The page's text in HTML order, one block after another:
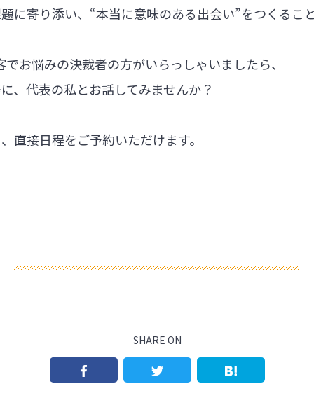
に寄り添い、“本当に意味のある出会い”をつくるこ
お悩みの決裁者の方がいらっしゃいましたら、
、代表の私とお話してみませんか？
直接日程をご予約いただけます。
SHARE ON